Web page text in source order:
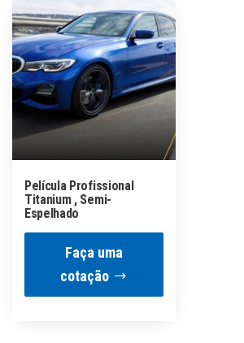
Película Profissional
Titanium , Semi-
Espelhado
Faça uma
cotação